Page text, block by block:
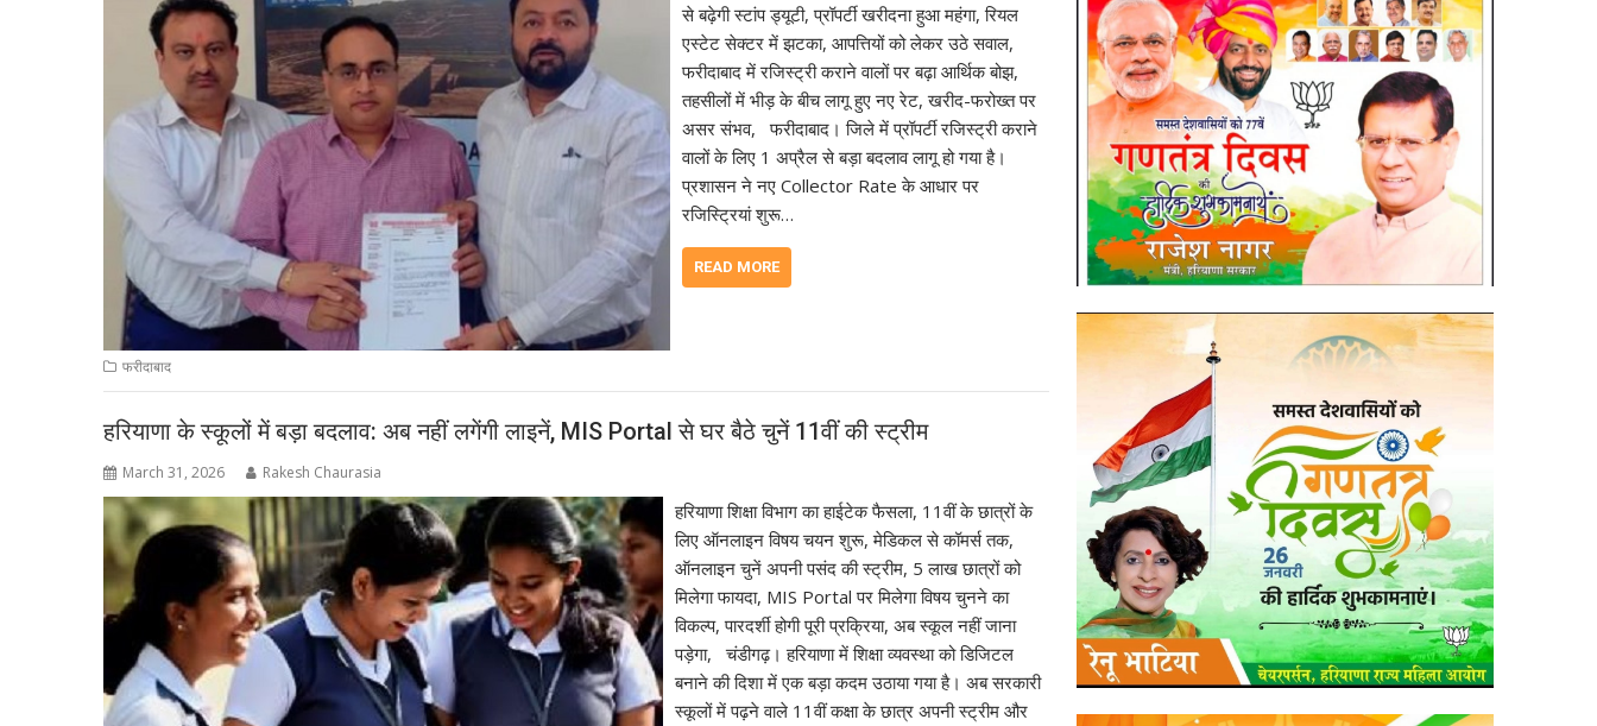
से बढ़ेगी स्टांप ड्यूटी, प्रॉपर्टी खरीदना हुआ महंगा, रियल
एस्टेट सेक्टर में झटका, आपत्तियों को लेकर उठे सवाल,
फरीदाबाद में रजिस्ट्री कराने वालों पर बढ़ा आर्थिक बोझ,
तहसीलों में भीड़ के बीच लागू हुए नए रेट, खरीद-फरोख्त पर
असर संभव, फरीदाबाद। जिले में प्रॉपर्टी रजिस्ट्री कराने
वालों के लिए 1 अप्रैल से बड़ा बदलाव लागू हो गया है।
प्रशासन ने नए Collector Rate के आधार पर
रजिस्ट्रियां शुरू…
READ MORE
फरीदाबाद
हरियाणा के स्कूलों में बड़ा बदलाव: अब नहीं लगेंगी लाइनें, MIS Portal से घर बैठे चुनें 11वीं की स्ट्रीम
March 31, 2026 Rakesh Chaurasia
हरियाणा शिक्षा विभाग का हाईटेक फैसला, 11वीं के छात्रों के
लिए ऑनलाइन विषय चयन शुरू, मेडिकल से कॉमर्स तक,
ऑनलाइन चुनें अपनी पसंद की स्ट्रीम, 5 लाख छात्रों को
मिलेगा फायदा, MIS Portal पर मिलेगा विषय चुनने का
विकल्प, पारदर्शी होगी पूरी प्रक्रिया, अब स्कूल नहीं जाना
पड़ेगा, चंडीगढ़। हरियाणा में शिक्षा व्यवस्था को डिजिटल
बनाने की दिशा में एक बड़ा कदम उठाया गया है। अब सरकारी
स्कूलों में पढ़ने वाले 11वीं कक्षा के छात्र अपनी स्ट्रीम और